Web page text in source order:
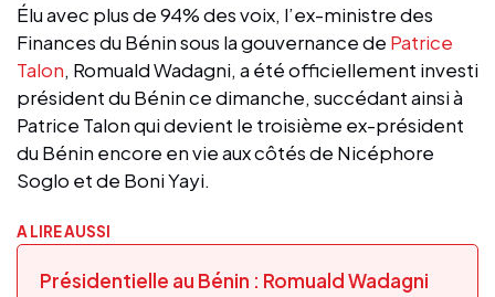
Élu avec plus de 94% des voix, l’ex-ministre des
Finances du Bénin sous la gouvernance de Patrice
Talon, Romuald Wadagni, a été officiellement investi
président du Bénin ce dimanche, succédant ainsi à
Patrice Talon qui devient le troisième ex-président
du Bénin encore en vie aux côtés de Nicéphore
Soglo et de Boni Yayi.
A LIRE AUSSI
Présidentielle au Bénin : Romuald Wadagni